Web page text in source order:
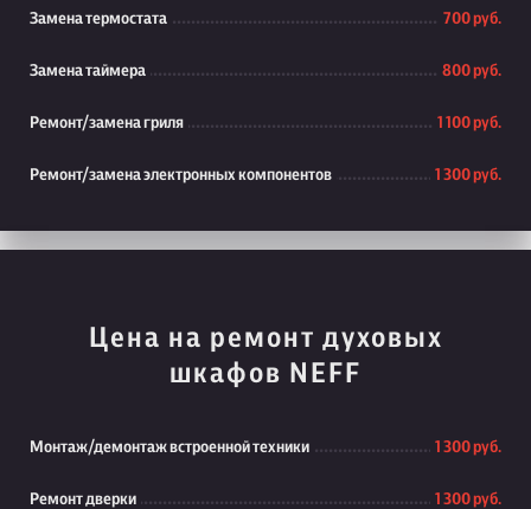
Замена термостата 700 руб.
Замена таймера 800 руб.
Ремонт/замена гриля 1 100 руб.
Ремонт/замена электронных компонентов 1 300 руб.
Цена на ремонт духовых
шкафов NEFF
Монтаж/демонтаж встроенной техники 1 300 руб.
Ремонт дверки 1 300 руб.